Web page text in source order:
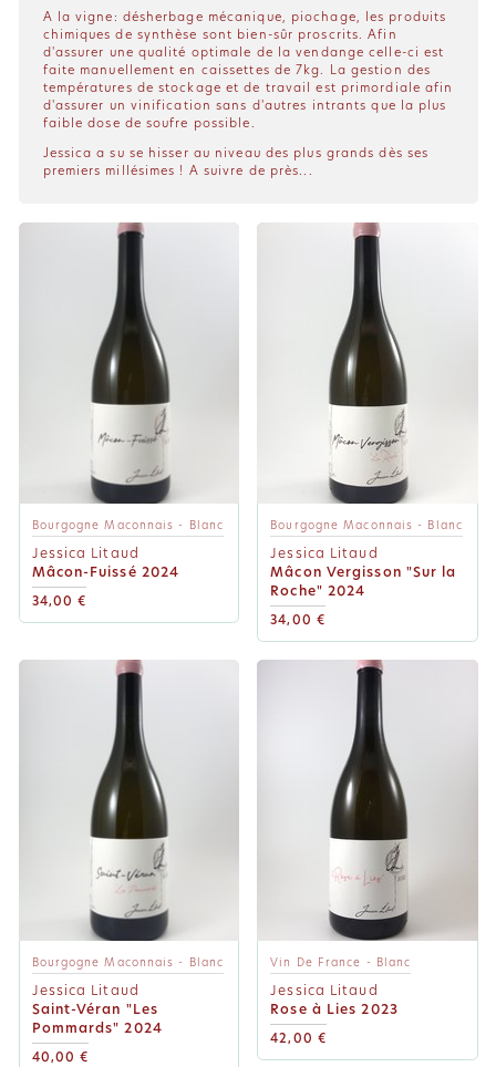
A la vigne: désherbage mécanique, piochage, les produits
chimiques de synthèse sont bien-sûr proscrits. Afin
d'assurer une qualité optimale de la vendange celle-ci est
faite manuellement en caissettes de 7kg. La gestion des
températures de stockage et de travail est primordiale afin
d'assurer un vinification sans d'autres intrants que la plus
faible dose de soufre possible.
Jessica a su se hisser au niveau des plus grands dès ses
premiers millésimes ! A suivre de près...
Bourgogne Maconnais - Blanc
Jessica Litaud
Mâcon-Fuissé 2024
34,00 €
Bourgogne Maconnais - Blanc
Jessica Litaud
Mâcon Vergisson "Sur la
Roche" 2024
34,00 €
Bourgogne Maconnais - Blanc
Jessica Litaud
Saint-Véran "Les
Pommards" 2024
40,00 €
Vin De France - Blanc
Jessica Litaud
Rose à Lies 2023
42,00 €